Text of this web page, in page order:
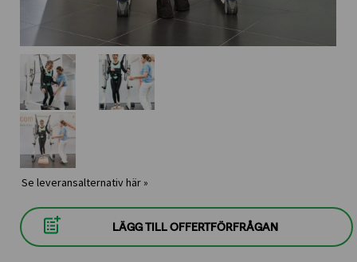
Se leveransalternativ här »
LÄGG TILL OFFERTFÖRFRÅGAN